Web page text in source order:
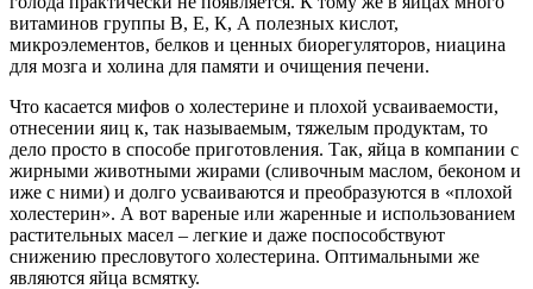
витаминов группы В, Е, К, А полезных кислот,
микроэлементов, белков и ценных биорегуляторов, ниацина
для мозга и холина для памяти и очищения печени.
Что касается мифов о холестерине и плохой усваиваемости,
отнесении яиц к, так называемым, тяжелым продуктам, то
дело просто в способе приготовления. Так, яйца в компании с
жирными животными жирами (сливочным маслом, беконом и
иже с ними) и долго усваиваются и преобразуются в «плохой
холестерин». А вот вареные или жаренные и использованием
растительных масел – легкие и даже поспособствуют
снижению пресловутого холестерина. Оптимальными же
являются яйца всмятку.